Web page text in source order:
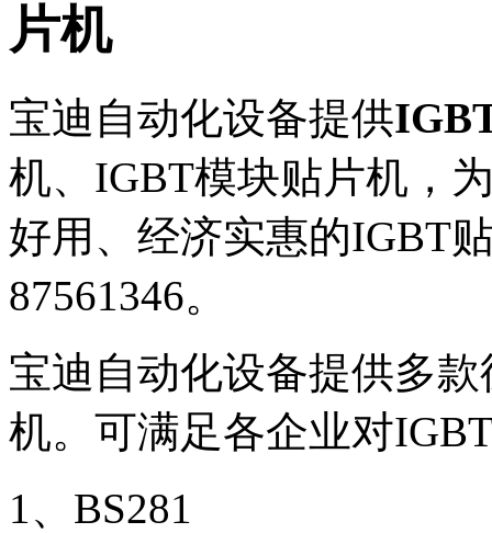
片机
宝迪自动化设备提供
机、IGBT模块贴片机，
好用、经济实惠的IGBT
87561346。
宝迪自动化设备提供多
机。可满足各企业对
1、BS281